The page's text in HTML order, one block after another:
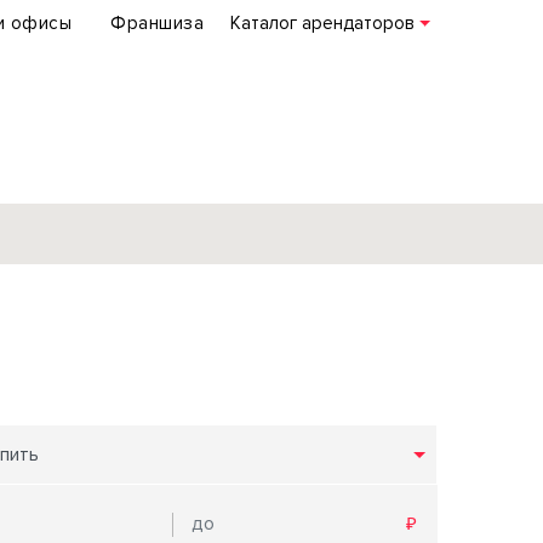
офисы Франшиза Каталог арендаторов